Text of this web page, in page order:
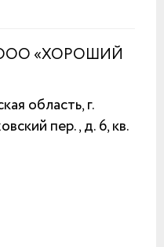
ООО «ХОРОШИЙ
область, г.
пер., д. 6, кв.